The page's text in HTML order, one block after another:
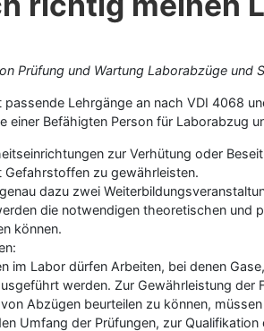
Prüfung und Wartung Laborabzüge
Lehrgänge an nach VDI 4068
einer Befähigten Person für Laborabzug
zur Verhütung oder
zu gewährleisten.
dazu zwei
die notwendigen theoretischen
können.
im Labor dürfen Arbeiten, bei denen
werden. Zur Gewährleistung
Abzügen beurteilen zu können,
Umfang der Prüfungen, zur